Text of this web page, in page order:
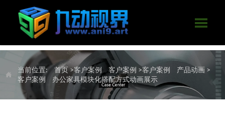


当前位置: 首页>客户案例 客户案例 >客户案例 产品动画 >
客户案例
办公家具模块化搭配方式动画展示